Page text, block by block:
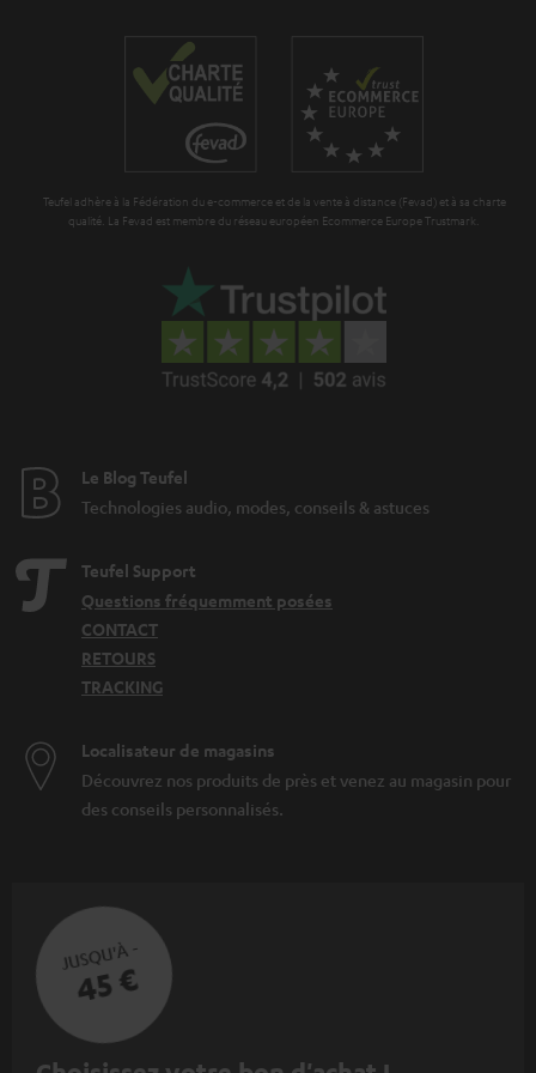
r
i
Teufel adhère à la Fédération du e-commerce et de la vente à distance (Fevad) et à sa charte
qualité. La Fevad est membre du réseau européen Ecommerce Europe Trustmark.
Le Blog Teufel
Technologies audio, modes, conseils & astuces
Teufel Support
Questions fréquemment posées
CONTACT
RETOURS
TRACKING
Localisateur de magasins
Découvrez nos produits de près et venez au magasin pour
des conseils personnalisés.
JUSQU'À -
45 €